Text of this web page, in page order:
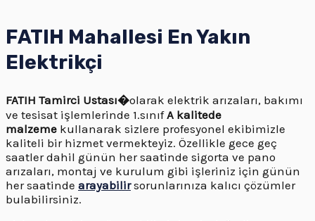
FATIH Mahallesi En Yakın
Elektrikçi
FATIH Tamirci Ustası�olarak elektrik arızaları, bakımı
ve tesisat işlemlerinde 1.sınıfA kalitede
malzeme kullanarak sizlere profesyonel ekibimizle
kaliteli bir hizmet vermekteyiz. Özellikle gece geç
saatler dahil günün her saatinde sigorta ve pano
arızaları, montaj ve kurulum gibi işleriniz için günün
her saatinde arayabilirsorunlarınıza kalıcı çözümler
bulabilirsiniz.